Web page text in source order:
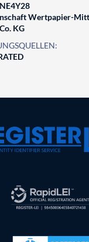
Wertpapier-
KG